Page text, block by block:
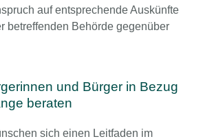
auf entsprechende Auskünfte
betreffenden Behörde gegenüber
und Bürger in Bezug
beraten
sich einen Leitfaden im